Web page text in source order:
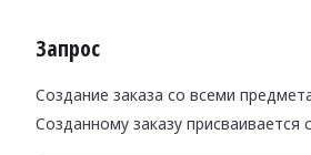
Запрос
Создание заказа со всеми
Созданному заказу присваивается